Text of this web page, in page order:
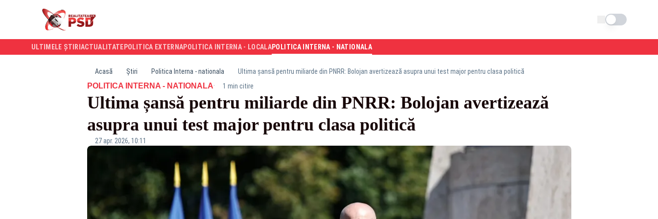
Schimba tema
ULTIMELE ȘTIRI ACTUALITATE POLITICA EXTERNAPOLITICA INTERNA - LOCALAPOLITICA INTERNA - NATIONALA
Acasă Știri Politica Interna - nationala Ultima șansă pentru miliarde din PNRR: Bolojan avertizează asupra unui test major pentru clasa politică
POLITICA INTERNA - NATIONALA· 1 min citire
Ultima șansă pentru miliarde din PNRR: Bolojan avertizează
asupra unui test major pentru clasa politică
27 apr. 2026, 10:11